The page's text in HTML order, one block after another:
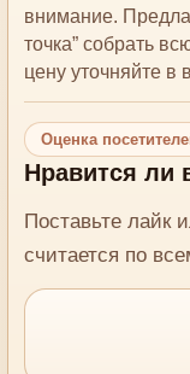
внимание.
точка” собрать
цену уточняйте
Оценка
Нравится ли
Поставьте лайк
считается по